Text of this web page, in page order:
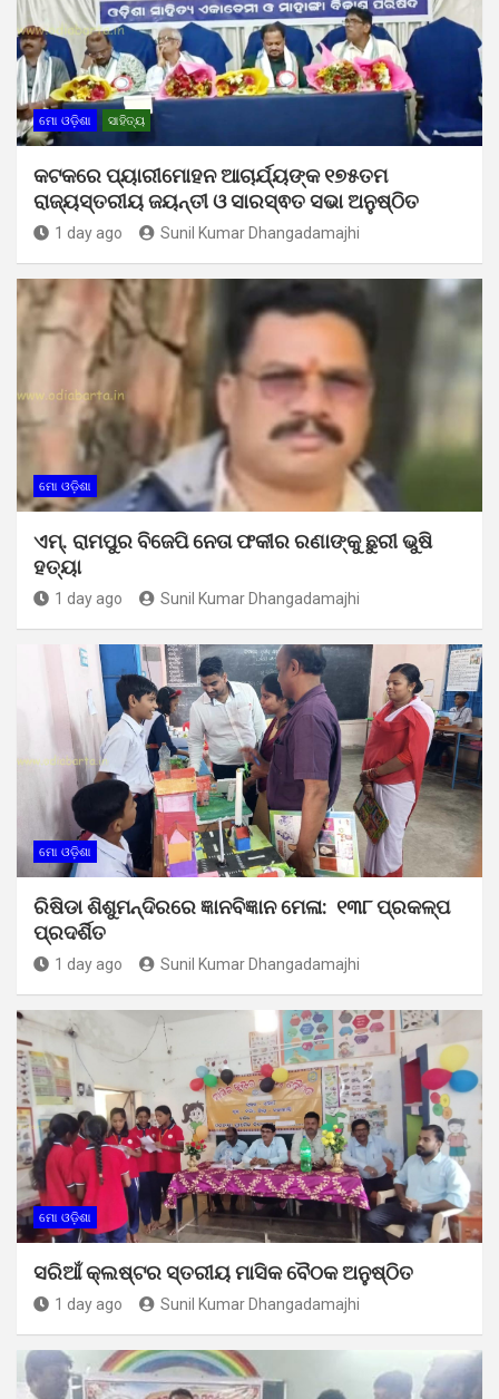
ମୋ ଓଡ଼ିଶା ସାହିତ୍ୟ
କଟକରେ ପ୍ୟାରୀମୋହନ ଆଚାର୍ଯ୍ୟଙ୍କ ୧୭୫ତମ
ରାଜ୍ୟସ୍ତରୀୟ ଜୟନ୍ତୀ ଓ ସାରସ୍ଵତ ସଭା ଅନୁଷ୍ଠିତ
1 day ago Sunil Kumar Dhangadamajhi
ମୋ ଓଡ଼ିଶା
ଏମ୍. ରାମପୁର ବିଜେପି ନେତା ଫକୀର ରଣାଙ୍କୁ ଛୁରୀ ଭୁଷି
ହତ୍ୟା
1 day ago Sunil Kumar Dhangadamajhi
ମୋ ଓଡ଼ିଶା
ରିଷିଡା ଶିଶୁମନ୍ଦିରରେ ଜ୍ଞାନବିଜ୍ଞାନ ମେଳା: ୧୩୮ ପ୍ରକଳ୍ପ
ପ୍ରଦର୍ଶିତ
1 day ago Sunil Kumar Dhangadamajhi
ମୋ ଓଡ଼ିଶା
ସରିଆଁ କ୍ଲଷ୍ଟର ସ୍ତରୀୟ ମାସିକ ବୈଠକ ଅନୁଷ୍ଠିତ
1 day ago Sunil Kumar Dhangadamajhi